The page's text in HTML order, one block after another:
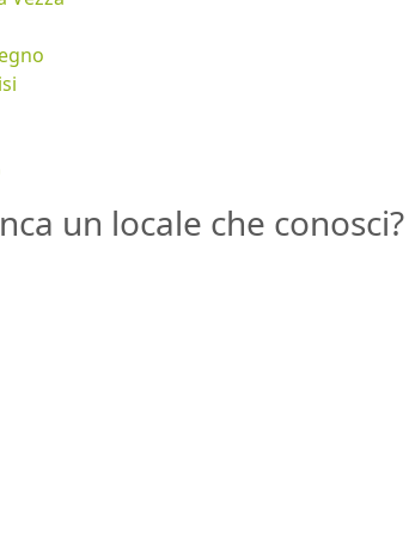
un locale che conosci?